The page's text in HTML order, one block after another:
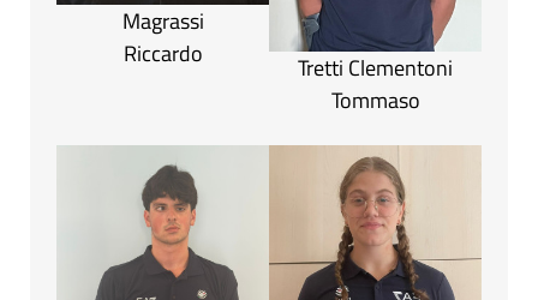
Magrassi
Riccardo
Tretti Clementoni
Tommaso